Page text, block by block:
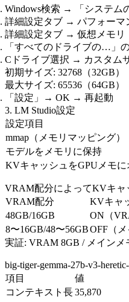
Windows検索 → 「システム
詳細設定タブ → パフォーマ
詳細設定タブ → 仮想メモリ
「すべてのドライブの…」
Cドライブ選択 → カスタム
初期サイズ: 32768（32GB）
最大サイズ: 65536（64GB）
「設定」→ OK → 再起動
3. LM Studio設定
設定項目
mmap（メモリマッピング）
モデルをメモリに保持
KVキャッシュをGPUメモに
VRAM配分によってKVキャ
VRAM配分
KVキャ
48GB/16GB
ON（
8〜16GB/48〜56GBOFF（メ
実証: VRAM 8GB / メインメ
big-tiger-gemma-27b-v3-
項目
値
コンテキスト長35,870